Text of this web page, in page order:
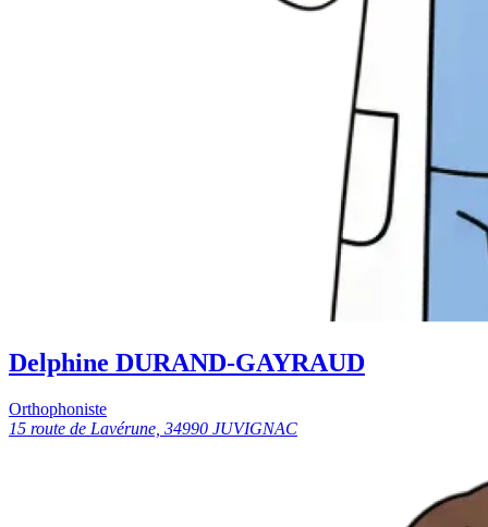
Delphine DURAND-GAYRAUD
Orthophoniste
15 route de Lavérune, 34990 JUVIGNAC